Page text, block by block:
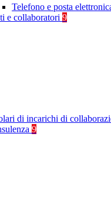
Telefono e posta
e collaboratori 9
di incarichi di
9